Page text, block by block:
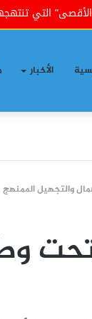
إدارة
الأخبار
والتجهيل الممنهج
تحت